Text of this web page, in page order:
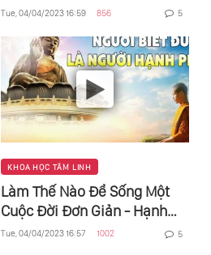
Tue, 04/04/2023 16:59 856 5
KHOA HỌC TÂM LINH
Làm Thế Nào Để Sống Một
Cuộc Đời Đơn Giản - Hạnh
Phúc
Tue, 04/04/2023 16:57 1002 5